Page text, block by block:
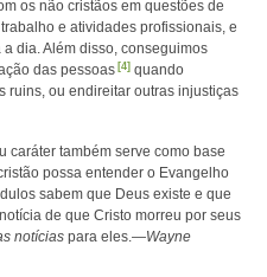
os não cristãos em questões de
e atividades profissionais, e
dia. Além disso, conseguimos
das pessoas [4]quando
ruins, ou endireitar outras injustiças
caráter também serve como base
possa entender o Evangelho
sabem que Deus existe e que
de que Cristo morreu por seus
notícias para eles.—Wayne